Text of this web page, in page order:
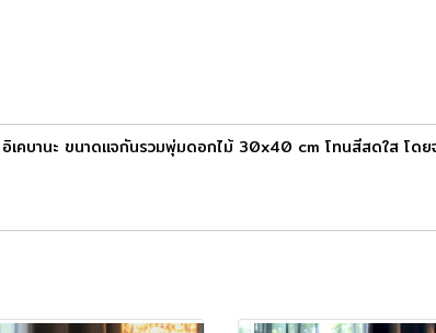
เคบานะ ขนาดเเจกันรวมพุ่มดอกไม้ 30x40 cm โทนสีสดใส โ